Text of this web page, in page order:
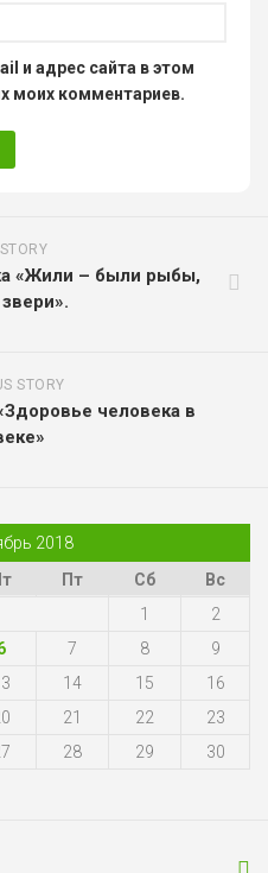
и адрес сайта в этом
моих комментариев.
«Жили – были рыбы,
STORY
человека в
2018
Пт Сб
Вс
1
2
7 8
9
14 15
16
21 22
23
28 29
30